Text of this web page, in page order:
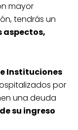
mayor
tendrás un
aspectos,
Instituciones
por
una deuda
su ingreso